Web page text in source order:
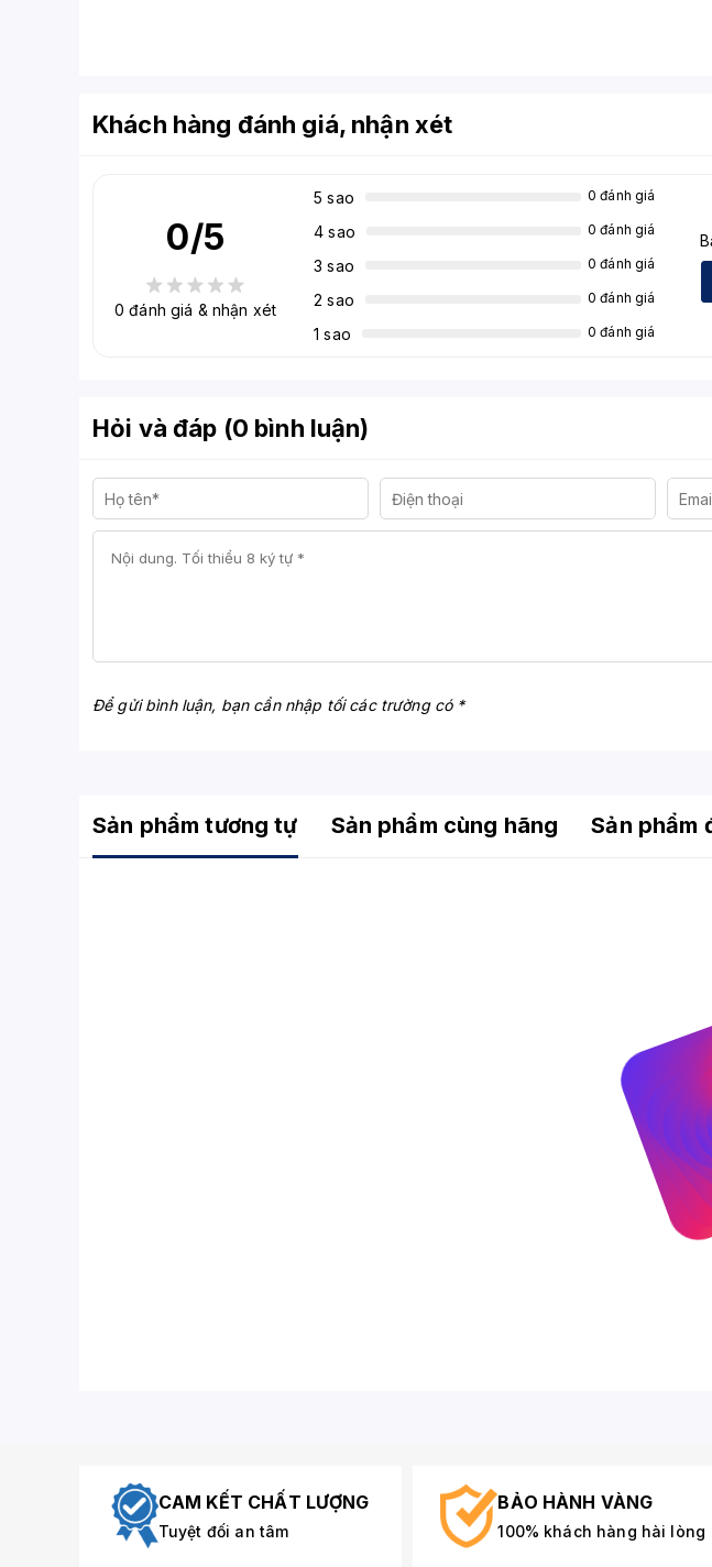
Khách hàng đánh giá, nhận xét
0/5
0 đánh giá & nhận xét
5 sao 0 đánh giá
4 sao 0 đánh giá
3 sao 0 đánh giá
2 sao 0 đánh giá
1 sao 0 đánh giá
Hỏi và đáp (0 bình luận)
Để gửi bình luận, bạn cần nhập tối các trường có *
Sản phẩm tương tự Sản phẩm cùng hãng Sản phẩm
CAM KẾT CHẤT LƯỢNG
Tuyệt đối an tâm
BẢO HÀNH VÀNG
100% khách hàng hài lòng